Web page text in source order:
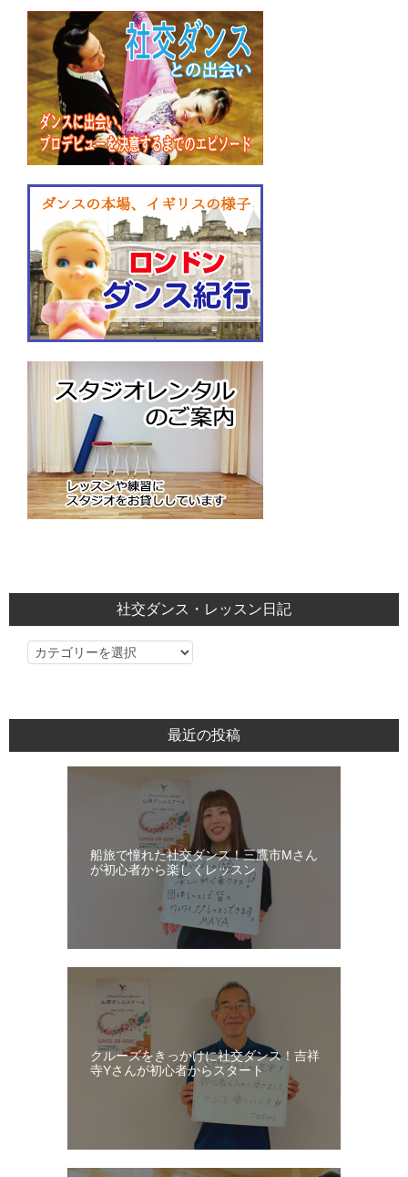
社交ダンス・レッスン日記
社
ン
最近の投稿
船旅で憧れた社交ダンス！三鷹市Mさん
が初心者から楽しくレッスン
クルーズをきっかけに社交ダンス！吉祥
寺Yさんが初心者からスタート